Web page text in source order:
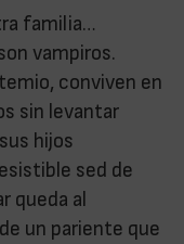
familia…
vampiros.
conviven en
sin levantar
hijos
sed de
queda al
un pariente que